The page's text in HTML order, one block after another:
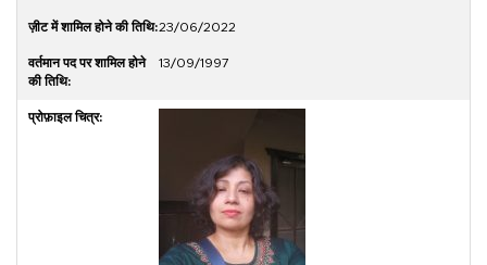
23/06/2022
13/09/1997